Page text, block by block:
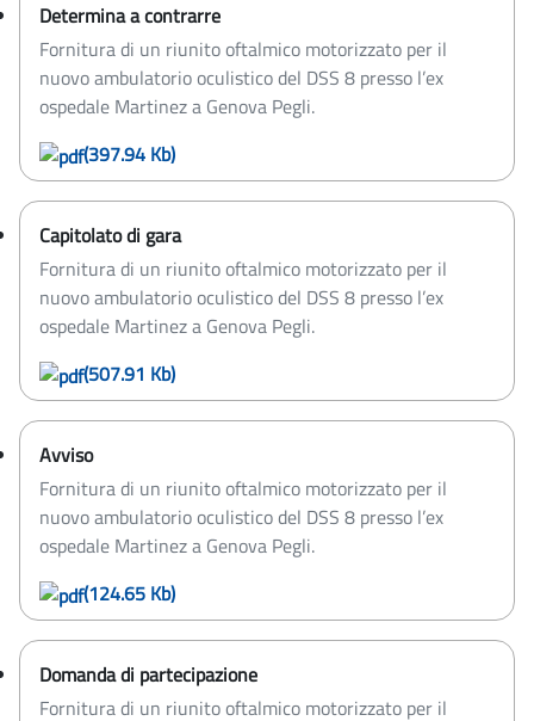
Determina a contrarre
Fornitura di un riunito oftalmico motorizzato per il
nuovo ambulatorio oculistico del DSS 8 presso l’ex
ospedale Martinez a Genova Pegli.
(397.94 Kb)
Capitolato di gara
Fornitura di un riunito oftalmico motorizzato per il
nuovo ambulatorio oculistico del DSS 8 presso l’ex
ospedale Martinez a Genova Pegli.
(507.91 Kb)
Avviso
Fornitura di un riunito oftalmico motorizzato per il
nuovo ambulatorio oculistico del DSS 8 presso l’ex
ospedale Martinez a Genova Pegli.
(124.65 Kb)
Domanda di partecipazione
Fornitura di un riunito oftalmico motorizzato per il